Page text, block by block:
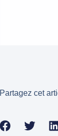
Partagez cet